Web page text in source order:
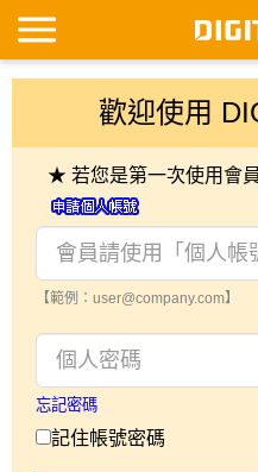
歡迎使用
★ 若您是第一次使用會
【範例：user@company.com】
忘記密碼
記住帳號密碼